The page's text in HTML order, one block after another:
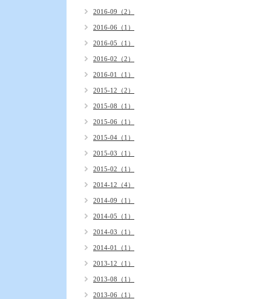
2016-09（2）
2016-06（1）
2016-05（1）
2016-02（2）
2016-01（1）
2015-12（2）
2015-08（1）
2015-06（1）
2015-04（1）
2015-03（1）
2015-02（1）
2014-12（4）
2014-09（1）
2014-05（1）
2014-03（1）
2014-01（1）
2013-12（1）
2013-08（1）
2013-06（1）